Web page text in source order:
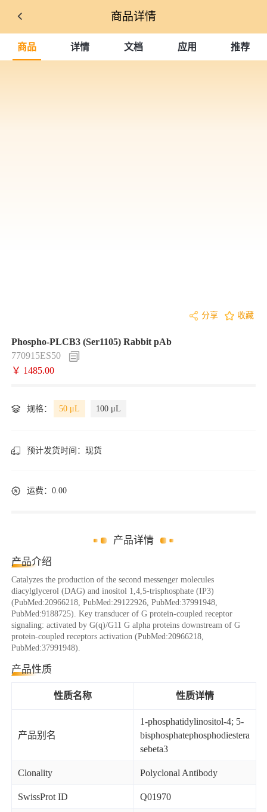
商品详情
商品 详情 文档 应用 推荐
分享 收藏
Phospho-PLCB3 (Ser1105) Rabbit pAb
770915ES50
￥ 1485.00
规格： 50 μL 100 μL
预计发货时间： 现货
运费：0.00
产品详情
产品介绍
Catalyzes the production of the second messenger molecules
diacylglycerol (DAG) and inositol 1,4,5-trisphosphate (IP3)
(PubMed:20966218, PubMed:29122926, PubMed:37991948,
PubMed:9188725). Key transducer of G protein-coupled receptor
signaling: activated by G(q)/G11 G alpha proteins downstream of G
protein-coupled receptors activation (PubMed:20966218,
PubMed:37991948).
产品性质
性质名称 性质详情
产品别名
1-phosphatidylinositol-4; 5-
bisphosphatephosphodiestera
sebeta3
Clonality Polyclonal Antibody
SwissProt ID Q01970